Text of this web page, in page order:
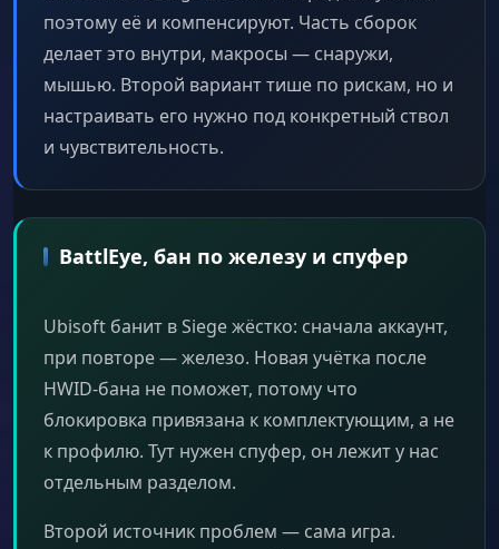
поэтому её и компенсируют. Часть сборок
делает это внутри, макросы — снаружи,
мышью. Второй вариант тише по рискам, но и
настраивать его нужно под конкретный ствол
и чувствительность.
BattlEye, бан по железу и спуфер
Ubisoft банит в Siege жёстко: сначала аккаунт,
при повторе — железо. Новая учётка после
HWID-бана не поможет, потому что
блокировка привязана к комплектующим, а не
к профилю. Тут нужен спуфер, он лежит у нас
отдельным разделом.
Второй источник проблем — сама игра.